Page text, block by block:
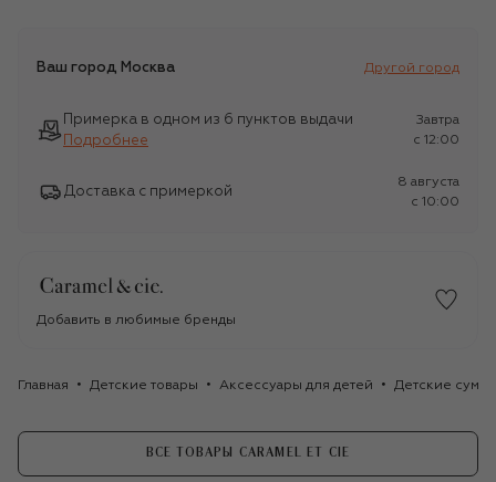
Ваш город Москва Другой город
Примерка в одном из 6 пунктов выдачи
Подробнее
Завтра
c 12:00
Доставка с примеркой
8 августа
c 10:00
Добавить в любимые бренды
Главная Детские товары Аксессуары для детей Детские сумки
ВСЕ ТОВАРЫ CARAMEL ET CIE